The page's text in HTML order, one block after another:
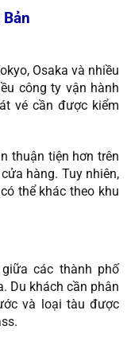
Osaka và nhiều
công ty vận hành
vé cần được kiểm
thuận tiện hơn trên
hàng. Tuy nhiên,
thể khác theo khu
các thành phố
Du khách cần phân
và loại tàu được